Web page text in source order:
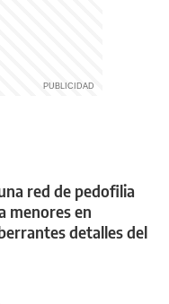
red de pedofilia
menores en
detalles del